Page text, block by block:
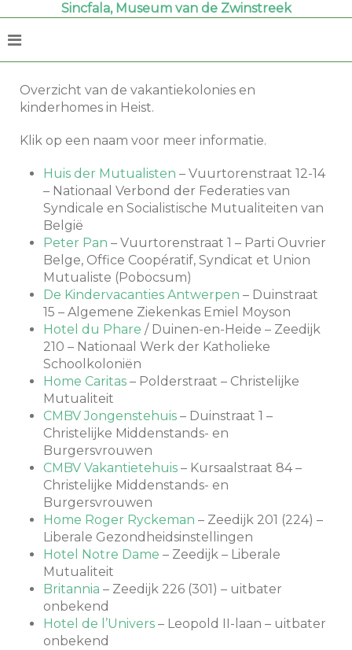
Sincfala, Museum van de Zwinstreek
Overzicht van de vakantiekolonies en
kinderhomes in Heist.
Klik op een naam voor meer informatie.
Huis der Mutualisten – Vuurtorenstraat 12-14
– Nationaal Verbond der Federaties van
Syndicale en Socialistische Mutualiteiten van
België
Peter Pan – Vuurtorenstraat 1 – Parti Ouvrier
Belge, Office Coopératif, Syndicat et Union
Mutualiste (Pobocsum)
De Kindervacanties Antwerpen – Duinstraat
15 – Algemene Ziekenkas Emiel Moyson
Hotel du Phare / Duinen-en-Heide – Zeedijk
210 – Nationaal Werk der Katholieke
Schoolkoloniën
Home Caritas – Polderstraat – Christelijke
Mutualiteit
CMBV Jongenstehuis – Duinstraat 1 –
Christelijke Middenstands- en
Burgersvrouwen
CMBV Vakantietehuis – Kursaalstraat 84 –
Christelijke Middenstands- en
Burgersvrouwen
Home Roger Ryckeman – Zeedijk 201 (224) –
Liberale Gezondheidsinstellingen
Hotel Notre Dame – Zeedijk – Liberale
Mutualiteit
Britannia – Zeedijk 226 (301) – uitbater
onbekend
Hotel de l’Univers – Leopold II-laan – uitbater
onbekend